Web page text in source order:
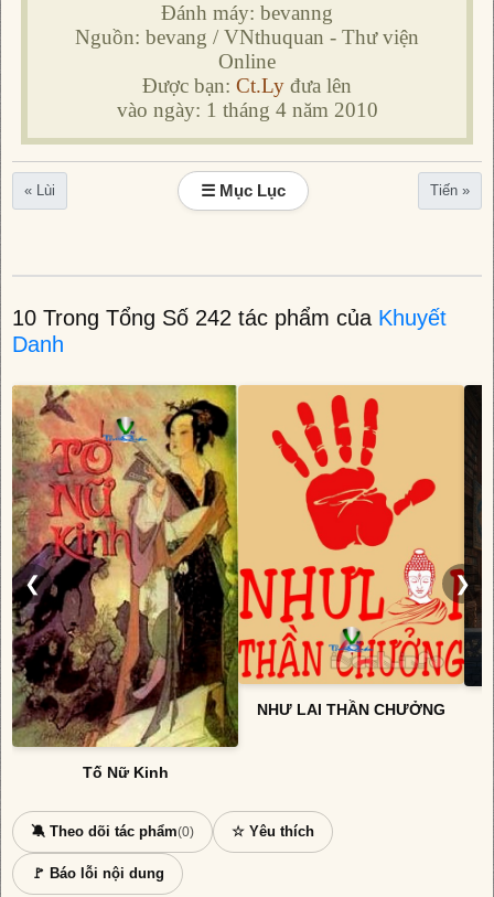
Đánh máy: bevanng
Nguồn: bevang / VNthuquan - Thư viện
Online
Được bạn: Ct.Ly đưa lên
vào ngày: 1 tháng 4 năm 2010
« Lùi ☰ Mục Lục Tiến »
10 Trong Tổng Số 242 tác phẩm của Khuyết
Danh
❮
Tố Nữ Kinh
NHƯ LAI THẦN CHƯỞNG
❯
🔕 Theo dõi tác phẩm(0) ☆ Yêu thích
🚩 Báo lỗi nội dung